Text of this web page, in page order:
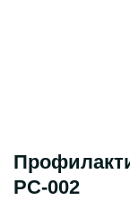
PC-002